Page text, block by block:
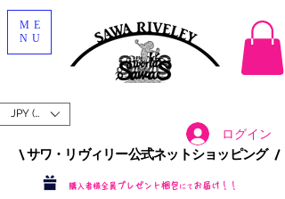
JPY (¥)
ログイン
\ サワ・リヴィリー公式ネットショッピング /​
購入者様全員 プレゼント梱包 にて お届け！！
ME
NU